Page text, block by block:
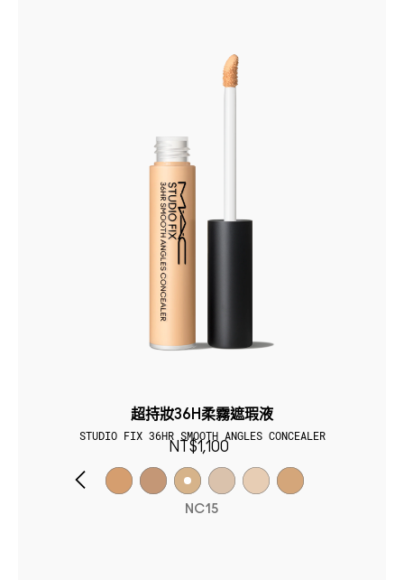
超持妝36H柔霧遮瑕液
STUDIO FIX 36HR SMOOTH ANGLES CONCEALER
NT$1,100
NC15